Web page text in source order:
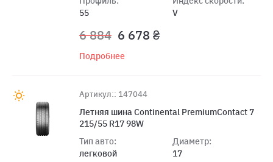
55
V
6 884 6 678 ₴
Подробнее
Артикул:: 147044
Летняя шина Continental PremiumContact 7
215/55 R17 98W
Тип авто:
легковой
Диаметр:
17